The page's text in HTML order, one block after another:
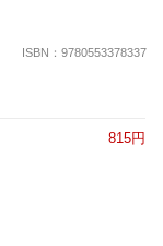
ISBN：9780553378337
815円